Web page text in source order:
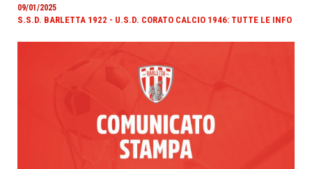
09/01/2025
S.S.D. BARLETTA 1922 - U.S.D. CORATO CALCIO 1946: TUTTE LE INFO